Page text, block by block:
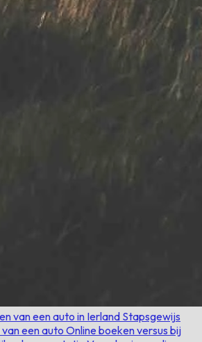
van een auto in Ierland Stapsgewijs
een auto Online boeken versus bij